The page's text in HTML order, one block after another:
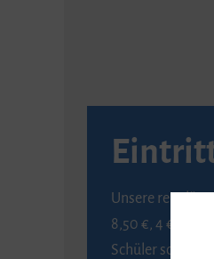
Unsere
8,50 €, 4 €
Schüler sowie